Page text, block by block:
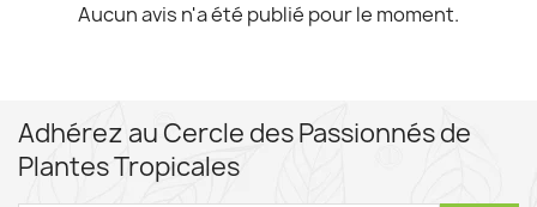
Aucun avis n'a été publié pour le moment.
Adhérez au Cercle des Passionnés de
Plantes Tropicales